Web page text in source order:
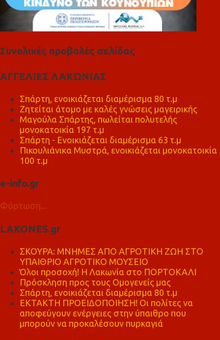
Συνολικές προβολές σελίδας
ΑΓΓΕΛΙΕΣ ΛΑΚΩΝΙΑΣ
Σπάρτη, ενοικιάζεται διαμέρισμα 80 τ.μ
Ζητείται άτομο με καλές γνώσεις μαγειρικής
Μαγούλα Σπάρτης, πωλείται πολυτελής
μονοκατοικία 197 τ.μ
Σπάρτη - Ενοικιάζεται διαμέρισμα 63 τ.μ
Πικουλιάνικα Μυστρά, ενοικιάζεται μονοκατοικία
100 τ.μ
e-info.gr
Φόρτωση...
LAKONES.gr
ΣΚΟΥΡΑ: ΜΝΗΜΕΣ ΑΠΟ ΑΓΡΟΤΙΚΗ ΖΩΗ ΣΤΟ
ΥΠΑΙΘΡΙΟ ΑΓΡΟΤΙΚΟ ΜΟΥΣΕΙΟ
Όλοι προσοχή! Η Λακωνία στο ΠΟΡΤΟΚΑΛΙ
Πρόσκληση προς τους Ομογενείς μας
Σπάρτη, ενοικιάζεται διαμέρισμα 80 τ.μ
ΕΚΤΑΚΤΗ ΠΡΟΕΙΔΟΠΟΙΗΣΗ! Οι πολίτες να
αποφεύγουν ενέργειες στην ύπαιθρο που
μπορούν να προκαλέσουν πυρκαγιά